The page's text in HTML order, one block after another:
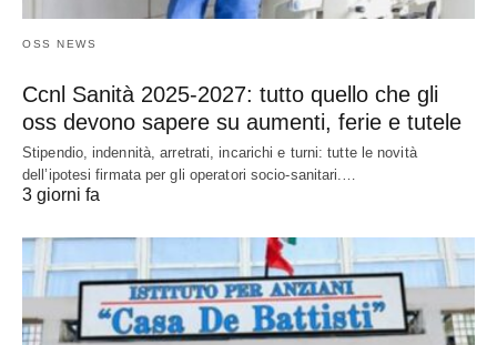
OSS NEWS
Ccnl Sanità 2025-2027: tutto quello che gli
oss devono sapere su aumenti, ferie e tutele
Stipendio, indennità, arretrati, incarichi e turni: tutte le novità
dell’ipotesi firmata per gli operatori socio-sanitari.…
3 giorni fa